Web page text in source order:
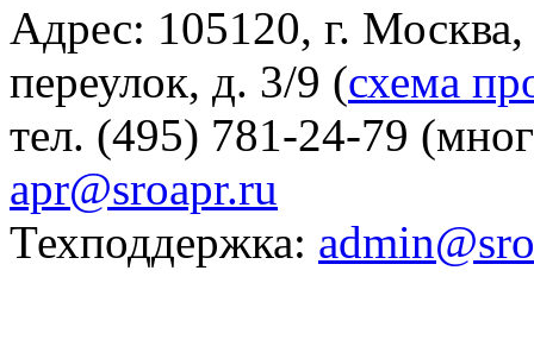
Адрес: 105120, г.
переулок, д. 3/9 (схема
тел. (495) 781-24-79
apr@sroapr.ru
Техподдержка: